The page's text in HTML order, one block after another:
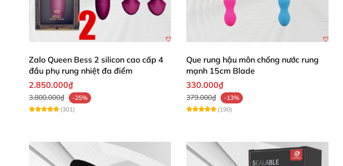
Zalo Queen Bess 2 silicon cao cấp 4
đầu phụ rung nhiệt đa điểm
2.850.000₫
3.800.000₫
-25%
(301)
Que rung hậu môn chống nước rung
mạnh 15cm Blade
330.000₫
379.000₫
-13%
(190)